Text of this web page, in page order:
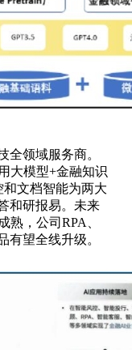
全领域服务商。
大模型+金融知识
文档智能为两大
和研报易。未来
熟，公司RPA、
有望全线升级。